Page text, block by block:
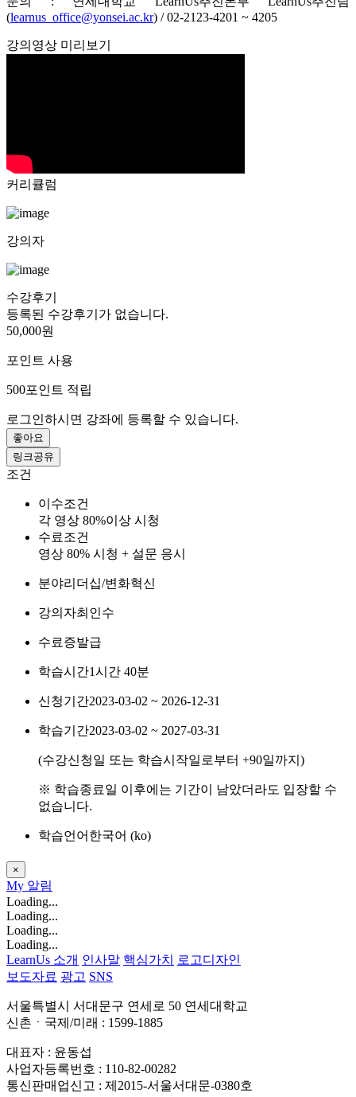
(learnus_office@yonsei.ac.kr) / 02-2123-4201 ~ 4205
강의영상 미리보기
커리큘럼
강의자
수강후기
등록된 수강후기가 없습니다.
50,000원
포인트 사용
500포인트 적립
로그인하시면 강좌에 등록할 수 있습니다.
좋아요
링크공유
조건
이수조건
각 영상 80%이상 시청
수료조건
영상 80% 시청 + 설문 응시
분야리더십/변화혁신
강의자최인수
수료증발급
학습시간1시간 40분
신청기간2023-03-02 ~ 2026-12-31
학습기간2023-03-02 ~ 2027-03-31
(수강신청일 또는 학습시작일로부터 +90일까지)
※ 학습종료일 이후에는 기간이 남았더라도 입장할 수
없습니다.
학습언어 한국어 ‎(ko)‎
×
My 알림
Loading...
Loading...
Loading...
Loading...
LearnUs 소개 인사말 핵심가치
로고디자인
보도자료 광고 SNS
서울특별시 서대문구 연세로 50 연세대학교
신촌ㆍ국제/미래 : 1599-1885
대표자 : 윤동섭
사업자등록번호 : 110-82-00282
통신판매업신고 : 제2015-서울서대문-0380호